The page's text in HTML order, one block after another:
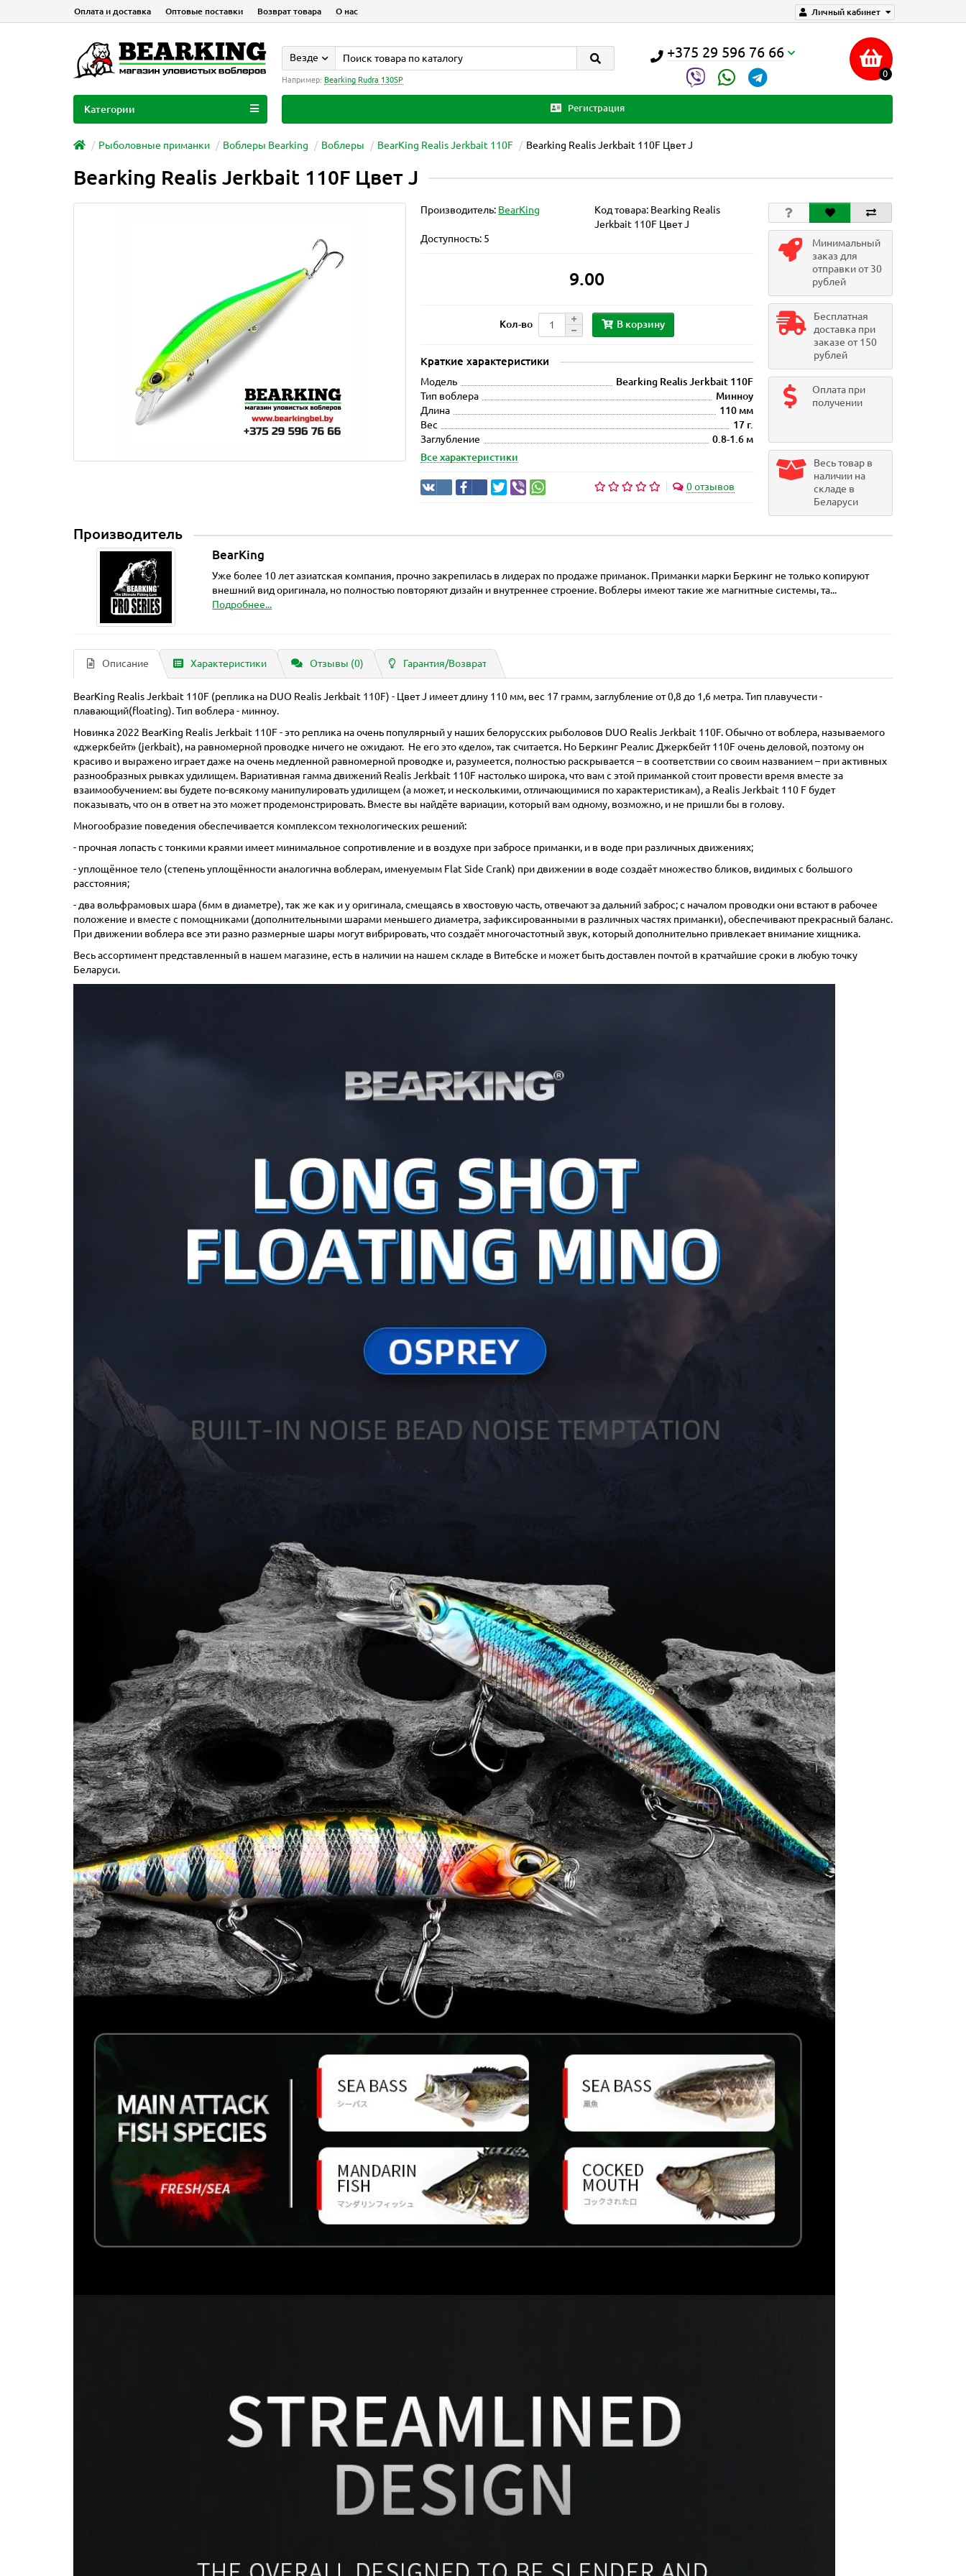
Личный кабинет
Оплата и доставка Оптовые поставки Возврат товара О нас
+375 29 596 76 66
0
Везде
Например: Bearking Rudra 130SP
Регистрация
Категории
Рыболовные приманки Воблеры Bearking Воблеры BearKing Realis Jerkbait 110F Bearking Realis Jerkbait 110F Цвет J
Bearking Realis Jerkbait 110F Цвет J
Производитель: BearKing Код товара: Bearking Realis
Jerkbait 110F Цвет J
Доступность: 5
9.00
Кол-во В корзину
Краткие характеристики
Модель
Bearking Realis Jerkbait 110F
Тип воблера
Минноу
Длина
110 мм
Вес
17 г.
Заглубление
0.8-1.6 м
Все характеристики
0 отзывов
Минимальный
заказ для
отправки от 30
рублей
Бесплатная
доставка при
заказе от 150
рублей
Оплата при
получении
Весь товар в
наличии на
складе в
Беларуси
Производитель
BearKing
Уже более 10 лет азиатская компания, прочно закрепилась в лидерах по продаже приманок. Приманки марки Беркинг не только копируют
внешний вид оригинала, но полностью повторяют дизайн и внутреннее строение. Воблеры имеют такие же магнитные системы, та...
Подробнее...
Описание Характеристики Отзывы (0) Гарантия/Возврат
BearKing Realis Jerkbait 110F (реплика на DUO Realis Jerkbait 110F) - Цвет J имеет длину 110 мм, вес 17 грамм, заглубление от 0,8 до 1,6 метра. Тип плавучести -
плавающий(floating). Тип воблера - минноу.
Новинка 2022 BearKing Realis Jerkbait 110F - это реплика на очень популярный у наших белорусских рыболовов DUO Realis Jerkbait 110F. Обычно от воблера, называемого
«джеркбейт» (jerkbait), на равномерной проводке ничего не ожидают. Не его это «дело», так считается. Но Беркинг Реалис Джеркбейт 110F очень деловой, поэтому он
красиво и выражено играет даже на очень медленной равномерной проводке и, разумеется, полностью раскрывается – в соответствии со своим названием – при активных
разнообразных рывках удилищем. Вариативная гамма движений Realis Jerkbait 110F настолько широка, что вам с этой приманкой стоит провести время вместе за
взаимообучением: вы будете по-всякому манипулировать удилищем (а может, и несколькими, отличающимися по характеристикам), а Realis Jerkbait 110 F будет
показывать, что он в ответ на это может продемонстрировать. Вместе вы найдёте вариации, который вам одному, возможно, и не пришли бы в голову.
Многообразие поведения обеспечивается комплексом технологических решений:
- прочная лопасть с тонкими краями имеет минимальное сопротивление и в воздухе при забросе приманки, и в воде при различных движениях;
- уплощённое тело (степень уплощённости аналогична воблерам, именуемым Flat Side Crank) при движении в воде создаёт множество бликов, видимых с большого
расстояния;
- два вольфрамовых шара (6мм в диаметре), так же как и у оригинала, смещаясь в хвостовую часть, отвечают за дальний заброс; с началом проводки они встают в рабочее
положение и вместе с помощниками (дополнительными шарами меньшего диаметра, зафиксированными в различных частях приманки), обеспечивают прекрасный баланс.
При движении воблера все эти разно размерные шары могут вибрировать, что создаёт многочастотный звук, который дополнительно привлекает внимание хищника.
Весь ассортимент представленный в нашем магазине, есть в наличии на нашем складе в Витебске и может быть доставлен почтой в кратчайшие сроки в любую точку
Беларуси.